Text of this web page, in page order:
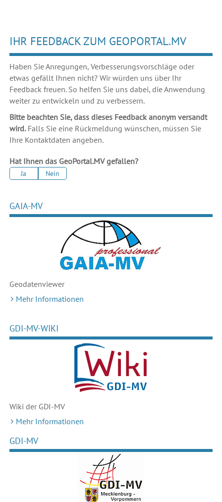
IHR FEEDBACK ZUM GEOPORTAL.MV
Haben Sie Anregungen, Verbesserungsvorschläge oder
etwas gefällt Ihnen nicht? Wir würden uns über Ihr
Feedback freuen. So helfen Sie uns dabei, die Anwendung
weiter zu entwickeln und zu verbessern.
Bitte beachten Sie, dass dieses Feedback anonym versandt
wird.Falls Sie eine Rückmeldung wünschen, müssen Sie
Ihre Kontaktdaten angeben.
Hat Ihnen das GeoPortal.MV gefallen?
Ja Nein
GAIA-MV
Geodatenviewer
Mehr Informationen
GDI-MV-WIKI
Wiki der GDI-MV
Mehr Informationen
GDI-MV